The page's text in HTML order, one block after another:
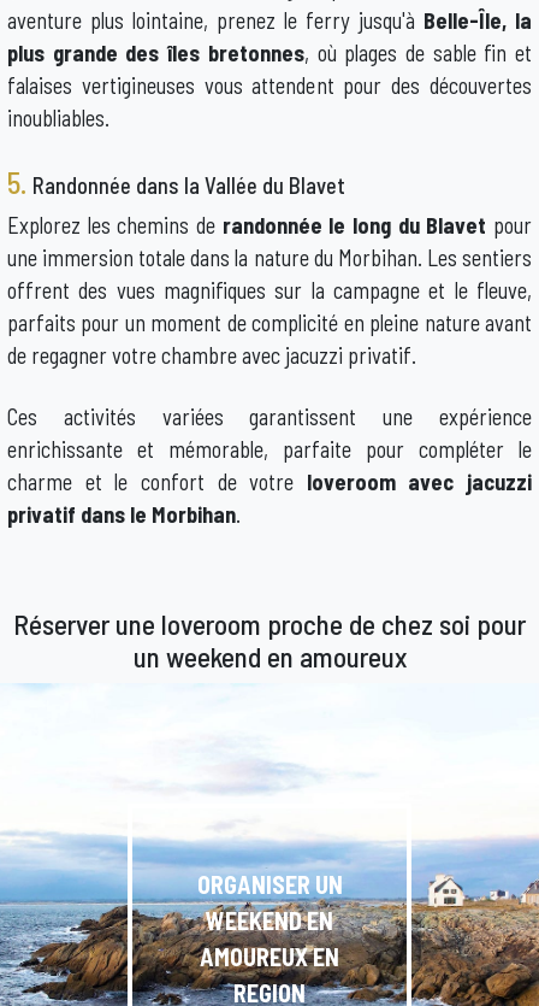
aventure plus lointaine, prenez le ferry jusqu'à Belle-Île, la
plus grande des îles bretonnes, où plages de sable fin et
falaises vertigineuses vous attendent pour des découvertes
inoubliables.
5. Randonnée dans la Vallée du Blavet
Explorez les chemins de randonnée le long du Blavet pour
une immersion totale dans la nature du Morbihan. Les sentiers
offrent des vues magnifiques sur la campagne et le fleuve,
parfaits pour un moment de complicité en pleine nature avant
de regagner votre chambre avec jacuzzi privatif.
Ces activités variées garantissent une expérience
enrichissante et mémorable, parfaite pour compléter le
charme et le confort de votre loveroom avec jacuzzi
privatif dans le Morbihan.
Réserver une loveroom proche de chez soi pour
un weekend en amoureux
ORGANISER UN
WEEKEND EN
AMOUREUX EN
REGION